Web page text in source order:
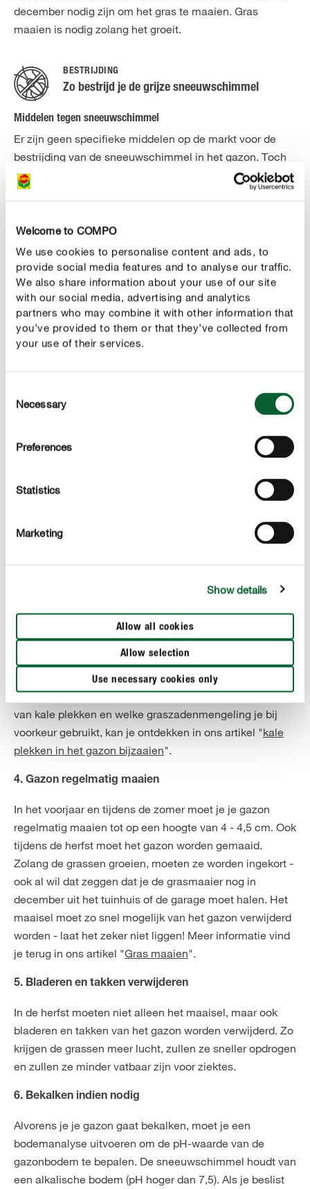
Welcome to COMPO
We use cookies to personalise content and ads, to
provide social media features and to analyse our traffic.
We also share information about your use of our site
with our social media, advertising and analytics
partners who may combine it with other information that
you’ve provided to them or that they’ve collected from
your use of their services.
Selection
Necessary
Preferences
Statistics
Marketing
Show details
Allow all cookies
Allow selection
Use necessary cookies only
december nodig zijn om het gras te maaien. Gras
maaien is nodig zolang het groeit.
BESTRIJDING
Zo bestrijd je de grijze sneeuwschimmel
Middelen tegen sneeuwschimmel
Er zijn geen specifieke middelen op de markt voor de
bestrijding van de sneeuwschimmel in het gazon. Toch
is het niet echt nodig om de vlekken te behandelen :
eens de temperaturen terug stijgen en het minder regent,
enkelepreventieve maatregelen
nemen :
1. De juiste bemesting
Je kan de weerstand van je gazon verhogen door te
bemesten. Bij de voorjaars- en zomerbemesting kan je
een onderhoudsmeststof toepassen. Om je gazon voor
van je gazon in de herfst vind je
Drie weken na de eerste bemestingsbeurt in het voorjaar,
gazon verticuteren om vilt te verwijderen en de grassen
op een droog gazon. Als je een zwaar verdichte bodem
hebt, is het zinvol om eveneens te beluchten. In ons
welke maatregel wanneer moet worden doorgevoerd.
3. Kale plekken bijzaaien
Het is belangrijk dat kale plekken zo snel mogelijk
worden bijgezaaid zodat onkruiden en mos geen kans
krijgen om zich daar te nestelen en ze de grassen niet
kunnen verzwakken. Hoe je te werk gaat bij het bijzaaien
van kale plekken en welke graszadenmengeling je bij
voorkeur gebruikt, kan je ontdekken in ons artikel "kale
plekken in het gazon bijzaaien".
4. Gazon regelmatig maaien
In het voorjaar en tijdens de zomer moet je je gazon
regelmatig maaien tot op een hoogte van 4 - 4,5 cm. Ook
tijdens de herfst moet het gazon worden gemaaid.
Zolang de grassen groeien, moeten ze worden ingekort -
ook al wil dat zeggen dat je de grasmaaier nog in
december uit het tuinhuis of de garage moet halen. Het
maaisel moet zo snel mogelijk van het gazon verwijderd
worden - laat het zeker niet liggen! Meer informatie vind
je terug in ons artikel "Gras maaien".
5. Bladeren en takken verwijderen
In de herfst moeten niet alleen het maaisel, maar ook
bladeren en takken van het gazon worden verwijderd. Zo
krijgen de grassen meer lucht, zullen ze sneller opdrogen
en zullen ze minder vatbaar zijn voor ziektes.
6. Bekalken indien nodig
Alvorens je je gazon gaat bekalken, moet je een
bodemanalyse uitvoeren om de pH-waarde van de
gazonbodem te bepalen. De sneeuwschimmel houdt van
een alkalische bodem (pH hoger dan 7,5). Als je beslist